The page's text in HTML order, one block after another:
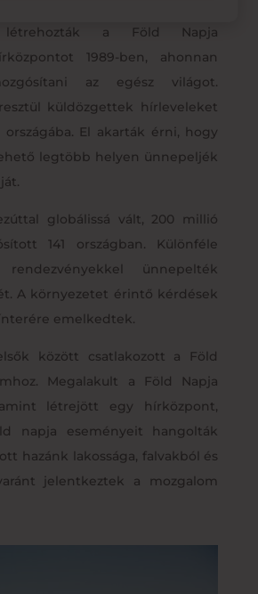
létrehozták a Föld Napja
1989-ben, ahonnan
az egész világot.
küldözgettek hírleveleket
El akarták érni, hogy
legtöbb helyen ünnepeljék
globálissá vált, 200 millió
141 országban. Különféle
rendezvényekkel ünnepelték
A környezetet érintő kérdések
emelkedtek.
között csatlakozott a Föld
Megalakult a Föld Napja
létrejött egy hírközpont,
napja eseményeit hangolták
hazánk lakossága, falvakból és
jelentkeztek a mozgalom